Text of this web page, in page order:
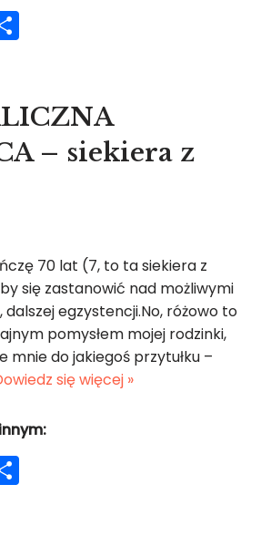
e
– siekiera z
70 lat (7, to ta siekiera z
się zastanowić nad możliwymi
egzystencji.No, różowo to
pomysłem mojej rodzinki,
mnie do jakiegoś przytułku –
się więcej »